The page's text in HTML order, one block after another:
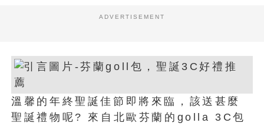
ADVERTISEMENT
溫馨的年終聖誕佳節即將來臨，該送甚麼
聖誕禮物呢? 來自北歐芬蘭的golla 3C包